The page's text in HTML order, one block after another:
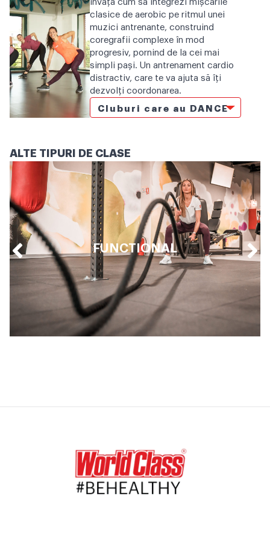
învăţa cum să integrezi mişcările
clasice de aerobic pe ritmul unei
muzici antrenante, construind
coregrafii complexe în mod
progresiv, pornind de la cei mai
simpli pași. Un antrenament cardio
distractiv, care te va ajuta să îți
dezvolți coordonarea.
Cluburi care au DANCE
ALTE TIPURI DE CLASE
FUNCTIONAL
AFLĂ DETALII